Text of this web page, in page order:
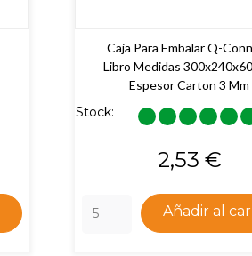
Caja Para Embalar Q-
Libro Medidas
Espesor Carton 3 Mm
Stock:
Precio
2,53 €
Añadir al